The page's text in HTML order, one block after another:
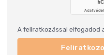
A feliratkozással elfogadod